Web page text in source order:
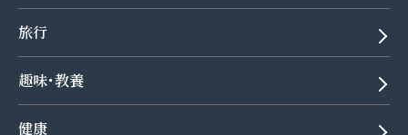
旅行
趣味･教養
健康